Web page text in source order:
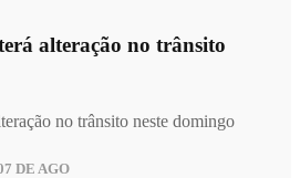
alteração no trânsito
no trânsito neste domingo
DE AGO